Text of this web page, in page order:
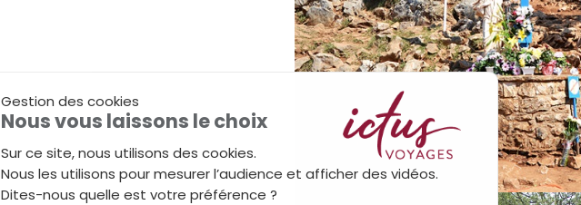
Gestion des cookies
Nous vous laissons le choix
Sur ce site, nous utilisons des cookies.
Nous les utilisons pour mesurer l’audience et afficher des vidéos.
Dites-nous quelle est votre préférence ?